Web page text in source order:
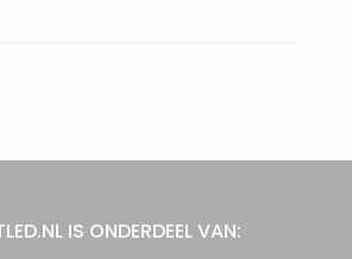
IS ONDERDEEL VAN: